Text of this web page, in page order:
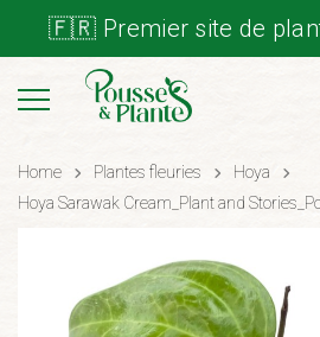
🇫🇷 Premier site de
Home Plantes fleuries
Hoya
Hoya Sarawak Cream_Plant and